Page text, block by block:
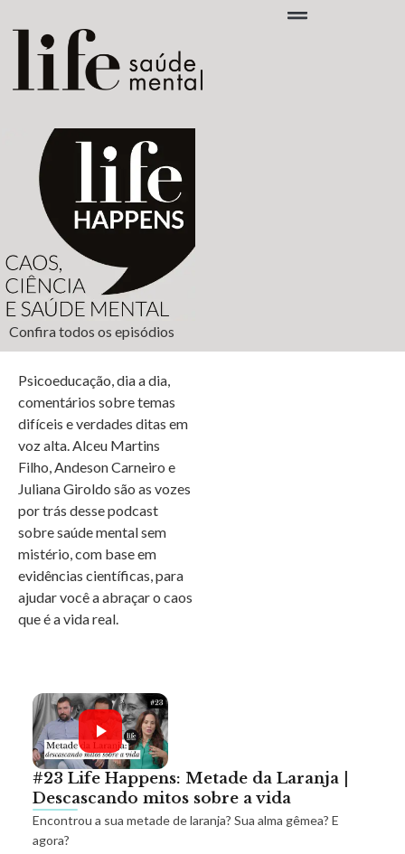
Confira todos os episódios
Psicoeducação, dia a dia,
comentários sobre temas
difíceis e verdades ditas em
voz alta. Alceu Martins
Filho, Andeson Carneiro e
Juliana Giroldo são as vozes
por trás desse podcast
sobre saúde mental sem
mistério, com base em
evidências científicas, para
ajudar você a abraçar o caos
que é a vida real.
#23 Life Happens: Metade da Laranja |
Descascando mitos sobre a vida
Encontrou a sua metade de laranja? Sua alma gêmea? E
agora?